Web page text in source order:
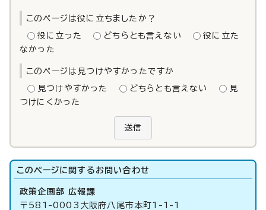
このページは役に立ちましたか？
役に立った どちらとも言えない
役に立た
なかった
このページは見つけやすかったですか
見つけやすかった どちらとも言えない
見
つけにくかった
送信
このページに関する お問い合わせ
政策企画部 広報課
〒581-0003大阪府八尾市本町1-1-1